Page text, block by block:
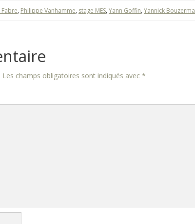
Fabre, Philippe Vanhamme, stage MES, Yann Goffin, Yannick Bouzerma
Les champs obligatoires sont indiqués avec *